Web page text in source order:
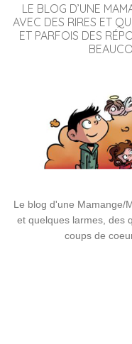
LE BLOG D’UNE
AVEC DES RIRES ET
ET PARFOIS DES
Le blog d'une Mamange/
et quelques larmes, des
coups de